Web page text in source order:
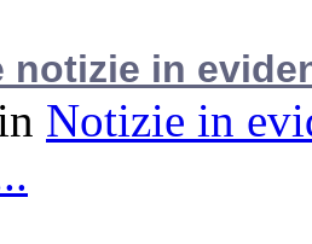
notizie in
Notizie in